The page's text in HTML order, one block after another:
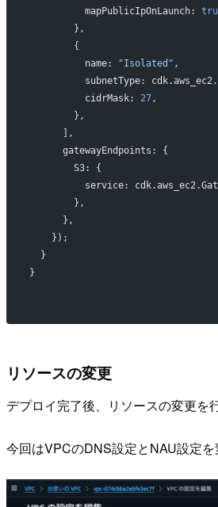
          mapPublicIpOnLaunch:
        },
        {
          name:
"Isolated" ,
subnetType:
          cidrMask:
27,
        },
      ],
      gatewayEndpoints: {
        S3: {
service:
        },
      },
    });
  }
}
リソースの変更
デプロイ完了後、リソースの変更を
今回はVPCのDNS設定とNAU設定を